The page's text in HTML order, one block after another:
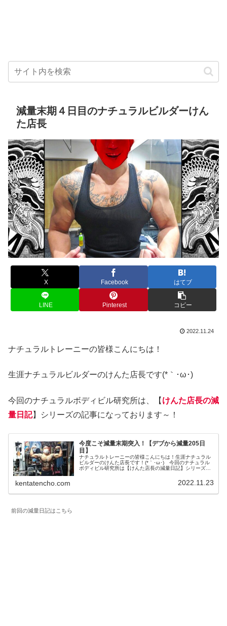
減量末期４日目のナチュラルビルダーけん
た店長
X Facebook はてブ
LINE Pinterest コピー
2022.11.24
ナチュラルトレーニーの皆様こんにちは！
生涯ナチュラルビルダーのけんた店長です(*｀･ω･)ゞ
今回のナチュラルボディビル研究所は、【 けんた店長の減
量日記】シリーズの記事になっております～！
今度こそ減量末期突入！【デブから減量205日
目】
ナチュラルトレーニーの皆様こんにちは！生涯ナチュラル
ビルダーのけんた店長です！(*｀･ω･)ゞ今回のナチュラル
ボディビル研究所は【けんた店長の減量日記】シリーズの
kentatencho.com 2022.11.23
前回の減量日記はこちら